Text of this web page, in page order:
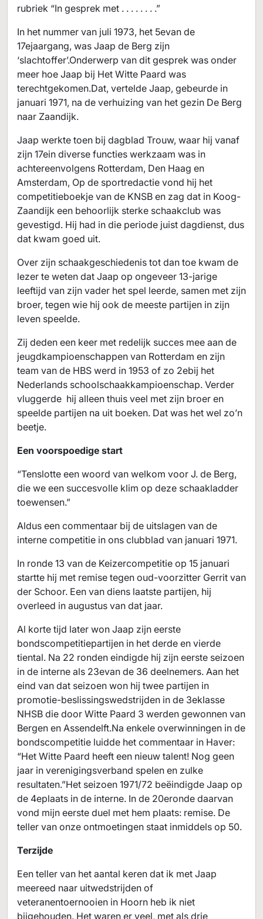
rubriek “In gesprek met . . . . . . . .”
In het nummer van juli 1973, het 5evan de
17ejaargang, was Jaap de Berg zijn
‘slachtoffer’.Onderwerp van dit gesprek was onder
meer hoe Jaap bij Het Witte Paard was
terechtgekomen.Dat, vertelde Jaap, gebeurde in
januari 1971, na de verhuizing van het gezin De Berg
naar Zaandijk.
Jaap werkte toen bij dagblad Trouw, waar hij vanaf
zijn 17ein diverse functies werkzaam was in
achtereenvolgens Rotterdam, Den Haag en
Amsterdam, Op de sportredactie vond hij het
competitieboekje van de KNSB en zag dat in Koog-
Zaandijk een behoorlijk sterke schaakclub was
gevestigd. Hij had in die periode juist dagdienst, dus
dat kwam goed uit.
Over zijn schaakgeschiedenis tot dan toe kwam de
lezer te weten dat Jaap op ongeveer 13-jarige
leeftijd van zijn vader het spel leerde, samen met zijn
broer, tegen wie hij ook de meeste partijen in zijn
leven speelde.
Zij deden een keer met redelijk succes mee aan de
jeugdkampioenschappen van Rotterdam en zijn
team van de HBS werd in 1953 of zo 2ebij het
Nederlands schoolschaakkampioenschap. Verder
vluggerde hij alleen thuis veel met zijn broer en
speelde partijen na uit boeken. Dat was het wel zo’n
beetje.
Een voorspoedige start
“Tenslotte een woord van welkom voor J. de Berg,
die we een succesvolle klim op deze schaakladder
toewensen.”
Aldus een commentaar bij de uitslagen van de
interne competitie in ons clubblad van januari 1971.
In ronde 13 van de Keizercompetitie op 15 januari
startte hij met remise tegen oud-voorzitter Gerrit van
der Schoor. Een van diens laatste partijen, hij
overleed in augustus van dat jaar.
Al korte tijd later won Jaap zijn eerste
bondscompetitiepartijen in het derde en vierde
tiental. Na 22 ronden eindigde hij zijn eerste seizoen
in de interne als 23evan de 36 deelnemers. Aan het
eind van dat seizoen won hij twee partijen in
promotie-beslissingswedstrijden in de 3eklasse
NHSB die door Witte Paard 3 werden gewonnen van
Bergen en Assendelft.Na enkele overwinningen in de
bondscompetitie luidde het commentaar in Haver:
“Het Witte Paard heeft een nieuw talent! Nog geen
jaar in verenigingsverband spelen en zulke
resultaten.”Het seizoen 1971/72 beëindigde Jaap op
de 4eplaats in de interne. In de 20eronde daarvan
vond mijn eerste duel met hem plaats: remise. De
teller van onze ontmoetingen staat inmiddels op 50.
Terzijde
Een teller van het aantal keren dat ik met Jaap
meereed naar uitwedstrijden of
veteranentoernooien in Hoorn heb ik niet
bijgehouden. Het waren er veel, met als drie